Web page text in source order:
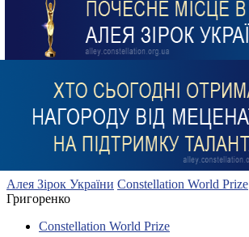
Алея Зірок України Constellation World Prize
Григоренко
Constellation World Prize